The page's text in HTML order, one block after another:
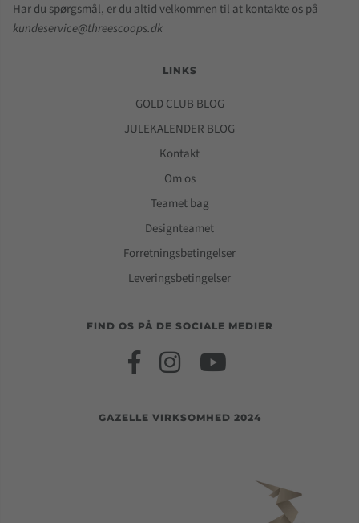
Har du spørgsmål, er du altid velkommen til at kontakte os på
kundeservice@threescoops.dk
LINKS
GOLD CLUB BLOG
JULEKALENDER BLOG
Kontakt
Om os
Teamet bag
Designteamet
Forretningsbetingelser
Leveringsbetingelser
FIND OS PÅ DE SOCIALE MEDIER
GAZELLE VIRKSOMHED 2024